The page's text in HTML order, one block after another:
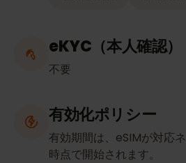
eKYC（本人確認）
不要
有効化ポリシー
有効期間は、eSIMが対応
時点で開始されます。